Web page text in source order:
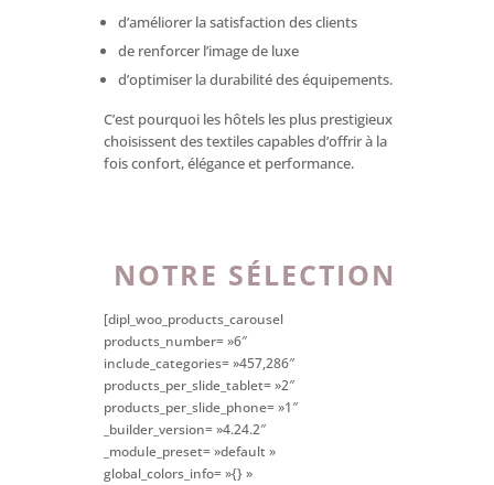
d’améliorer la satisfaction des clients
de renforcer l’image de luxe
d’optimiser la durabilité des équipements.
C’est pourquoi les hôtels les plus prestigieux
choisissent des textiles capables d’offrir à la
fois confort, élégance et performance.
NOTRE SÉLECTION
[dipl_woo_products_carousel
products_number= »6″
include_categories= »457,286″
products_per_slide_tablet= »2″
products_per_slide_phone= »1″
_builder_version= »4.24.2″
_module_preset= »default »
global_colors_info= »{} »